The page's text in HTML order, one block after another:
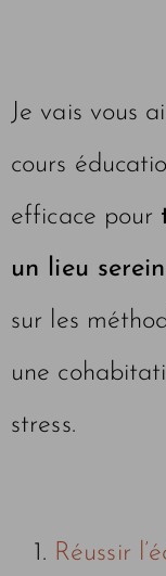
Je vais vous
cours
efficace pour
un lieu serein
sur les
une
stress.
Réussir